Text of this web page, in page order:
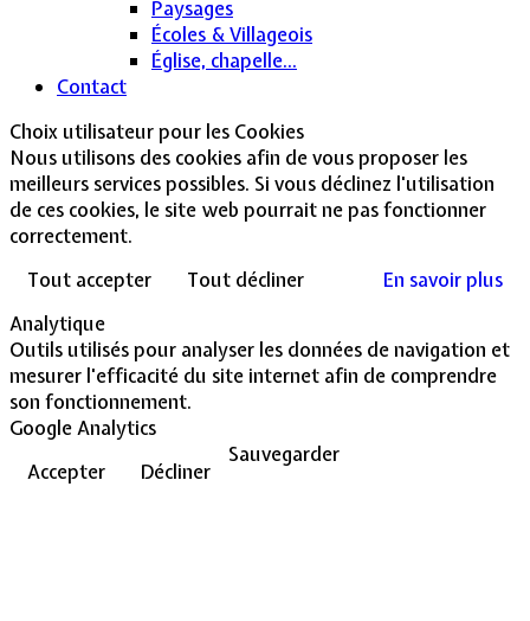
Paysages
Écoles & Villageois
Église, chapelle...
Contact
Choix utilisateur pour les Cookies
Nous utilisons des cookies afin de vous proposer les
meilleurs services possibles. Si vous déclinez l'utilisation
de ces cookies, le site web pourrait ne pas fonctionner
correctement.
Tout accepter
Tout décliner
En savoir plus
Analytique
Outils utilisés pour analyser les données de navigation et
mesurer l'efficacité du site internet afin de comprendre
son fonctionnement.
Google Analytics
Accepter
Décliner
Sauvegarder